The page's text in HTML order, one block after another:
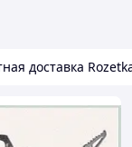
доставка